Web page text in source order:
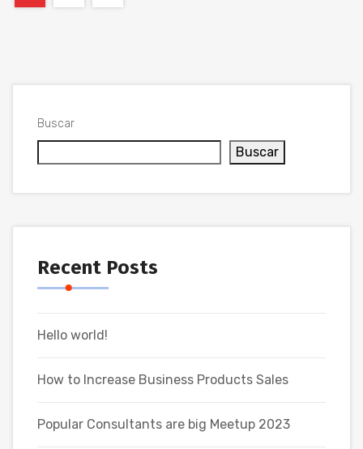
Buscar
Buscar
Recent Posts
Hello world!
How to Increase Business Products Sales
Popular Consultants are big Meetup 2023